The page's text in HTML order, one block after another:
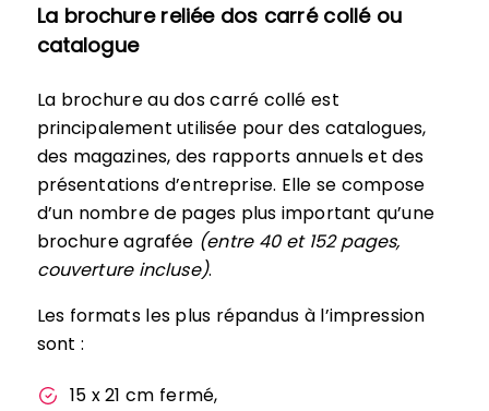
La brochure reliée dos carré collé ou
catalogue
La brochure au dos carré collé est
principalement utilisée pour des catalogues,
des magazines, des rapports annuels et des
présentations d’entreprise. Elle se compose
d’un nombre de pages plus important qu’une
brochure agrafée (entre 40 et 152 pages,
couverture incluse).
Les formats les plus répandus à l’impression
sont :
15 x 21 cm fermé,